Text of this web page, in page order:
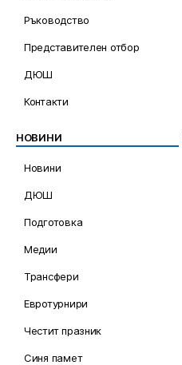
Ръководство
Представителен отбор
ДЮШ
Контакти
НОВИНИ
Новини
ДЮШ
Подготовка
Медии
Трансфери
Евротурнири
Честит празник
Синя памет